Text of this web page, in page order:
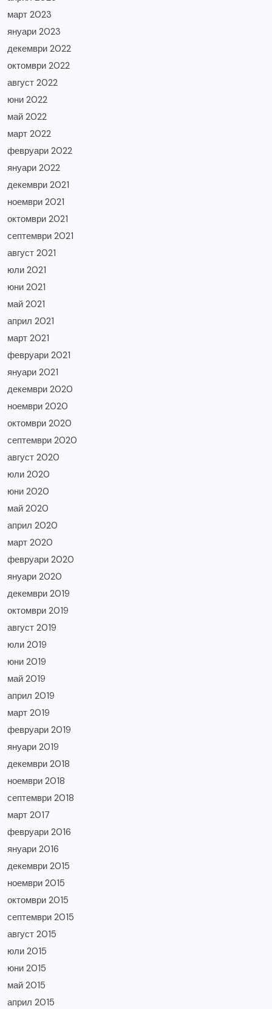
март 2023
януари 2023
декември 2022
октомври 2022
август 2022
юни 2022
май 2022
март 2022
февруари 2022
януари 2022
декември 2021
ноември 2021
октомври 2021
септември 2021
август 2021
юли 2021
юни 2021
май 2021
април 2021
март 2021
февруари 2021
януари 2021
декември 2020
ноември 2020
октомври 2020
септември 2020
август 2020
юли 2020
юни 2020
май 2020
април 2020
март 2020
февруари 2020
януари 2020
декември 2019
октомври 2019
август 2019
юли 2019
юни 2019
май 2019
април 2019
март 2019
февруари 2019
януари 2019
декември 2018
ноември 2018
септември 2018
март 2017
февруари 2016
януари 2016
декември 2015
ноември 2015
октомври 2015
септември 2015
август 2015
юли 2015
юни 2015
май 2015
април 2015